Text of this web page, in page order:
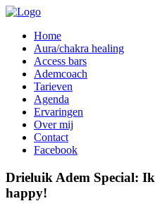
Home
Aura/chakra healing
Access bars
Ademcoach
Tarieven
Agenda
Ervaringen
Over mij
Contact
Facebook
Drieluik Adem Special:
happy!